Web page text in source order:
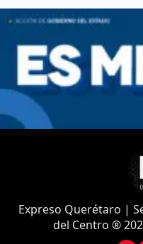
Expreso Querétaro |
del Centro ®